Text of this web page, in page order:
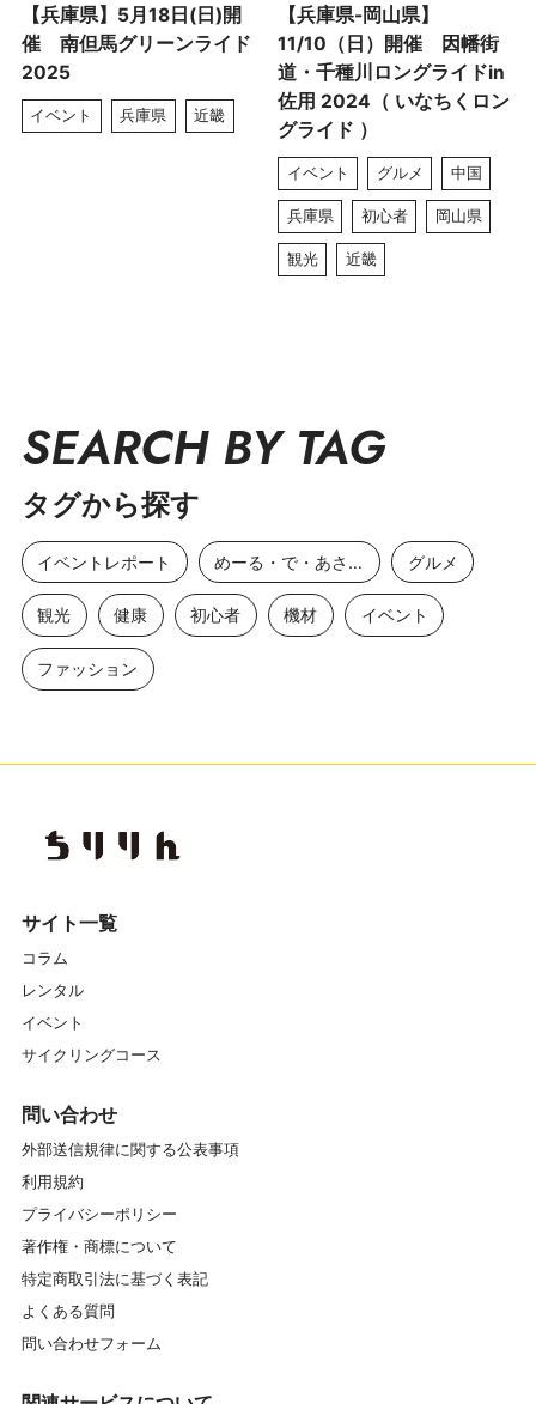
【兵庫県】5月18日(日)開
催 南但馬グリーンライド
2025
イベント 兵庫県 近畿
【兵庫県-岡山県】
11/10（日）開催 因幡街
道・千種川ロングライドin
佐用 2024（ いなちくロン
グライド ）
イベント グルメ 中国
兵庫県 初心者 岡山県
観光 近畿
SEARCH BY TAG
タグから探す
イベントレポート めーる・で・あさひ グルメ
観光 健康 初心者 機材 イベント
ファッション
サイト一覧
コラム
レンタル
イベント
サイクリングコース
問い合わせ
外部送信規律に関する公表事項
利用規約
プライバシーポリシー
著作権・商標について
特定商取引法に基づく表記
よくある質問
問い合わせフォーム